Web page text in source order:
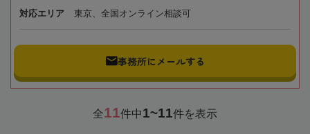
対応エリア 東京、全国オンライン相談可
事務所にメールする
全11件中1~11件を表示